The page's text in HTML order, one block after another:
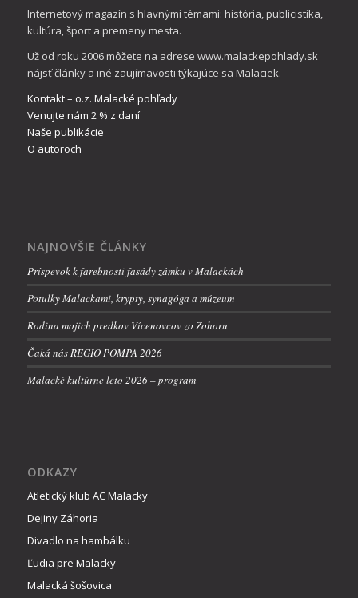
Internetový magazín s hlavnými témami: história, publicistika,
kultúra, šport a premeny mesta.
Už od roku 2006 môžete na adrese www.malackepohlady.sk
nájsť články a iné zaujímavosti týkajúce sa Malaciek.
Kontakt – o.z. Malacké pohľady
Venujte nám 2 % z daní
Naše publikácie
O autoroch
NAJNOVŠIE ČLÁNKY
Príspevok k farebnosti fasády zámku v Malackách
Potulky Malackami, krypty, synagóga a múzeum
Rodina mojich predkov Vícenovcov zo Zohoru
Čaká nás REGIO POMPA 2026
Malacké kultúrne leto 2026 – program
ODKAZY
Atletický klub AC Malacky
Dejiny Záhoria
Divadlo na hambálku
Ľudia pre Malacky
Malacká šošovica